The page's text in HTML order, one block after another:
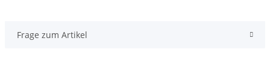
Frage zum Artikel